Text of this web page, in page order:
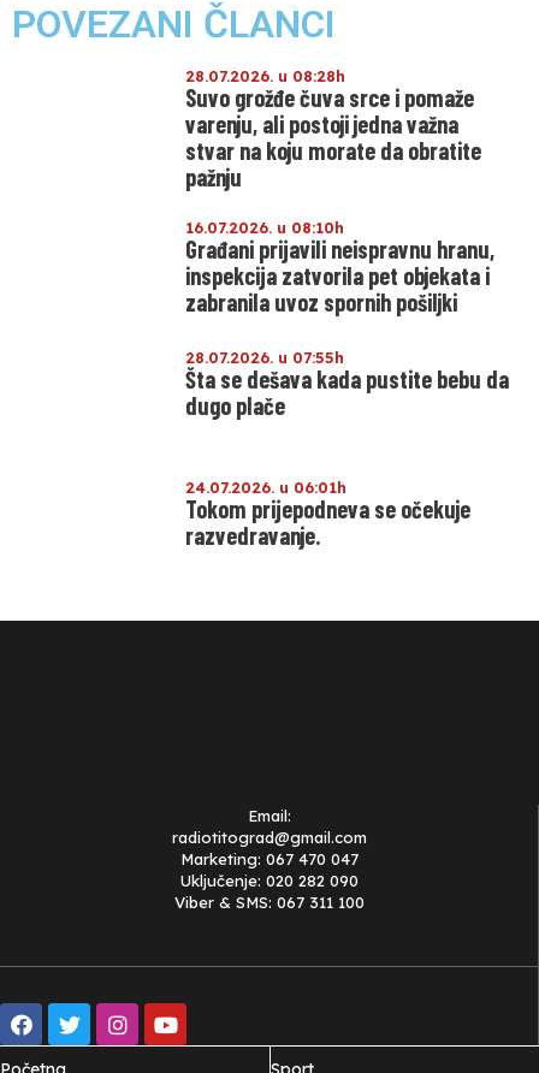
POVEZANI ČLANCI
28.07.2026. u 08:28h
Suvo grožđe čuva srce i pomaže
varenju, ali postoji jedna važna
stvar na koju morate da obratite
pažnju
16.07.2026. u 08:10h
Građani prijavili neispravnu hranu,
inspekcija zatvorila pet objekata i
zabranila uvoz spornih pošiljki
28.07.2026. u 07:55h
Šta se dešava kada pustite bebu da
dugo plače
24.07.2026. u 06:01h
Tokom prijepodneva se očekuje
razvedravanje.
Email:
radiotitograd@gmail.com
Marketing: 067 470 047
Uključenje: 020 282 090
Viber & SMS: 067 311 100